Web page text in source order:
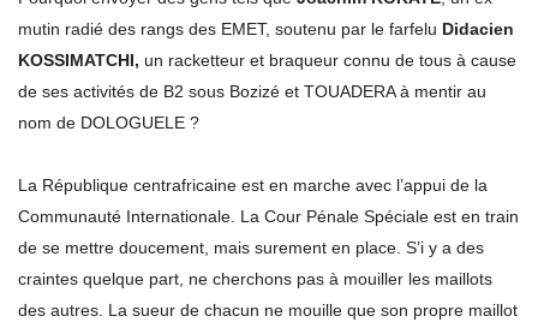
mutin radié des rangs des EMET, soutenu par le farfelu Didacien
KOSSIMATCHI, un racketteur et braqueur connu de tous à cause
de ses activités de B2 sous Bozizé et TOUADERA à mentir au
nom de DOLOGUELE ?
La République centrafricaine est en marche avec l’appui de la
Communauté Internationale. La Cour Pénale Spéciale est en train
de se mettre doucement, mais surement en place. S’i y a des
craintes quelque part, ne cherchons pas à mouiller les maillots
des autres. La sueur de chacun ne mouille que son propre maillot